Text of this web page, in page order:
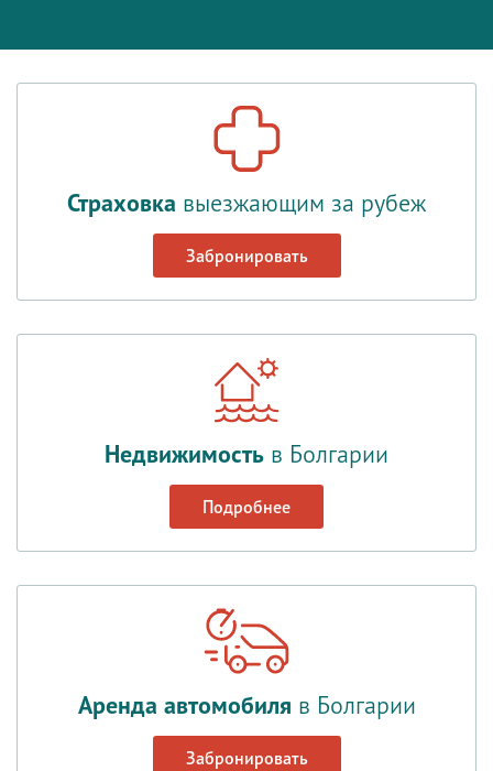
Страховка выезжающим за рубеж
Забронировать
Недвижимость в Болгарии
Подробнее
Аренда автомобиля в Болгарии
Забронировать